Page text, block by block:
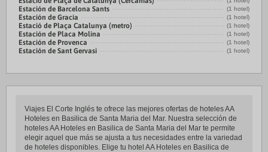
Estación de Barcelona Sants (1 hotel)
Estación de Gracia (1 hotel)
Estació de Plaça Catalunya (metro) (1 hotel)
Estación de Placa Molina (1 hotel)
Estación de Provenca (1 hotel)
Estación de Sant Gervasi (1 hotel)
Viajes El Corte Inglés te ofrece las mejores ofertas de hoteles AA
Hoteles en Basilica de Santa Maria del Mar. Nuestra selección de
hoteles AA Hoteles en Basilica de Santa Maria del Mar te permite
elegir aquel que más se ajusta a tus necesidades entre la variedad
de hoteles disponibles. Elige tu hotel AA Hoteles en Basilica de